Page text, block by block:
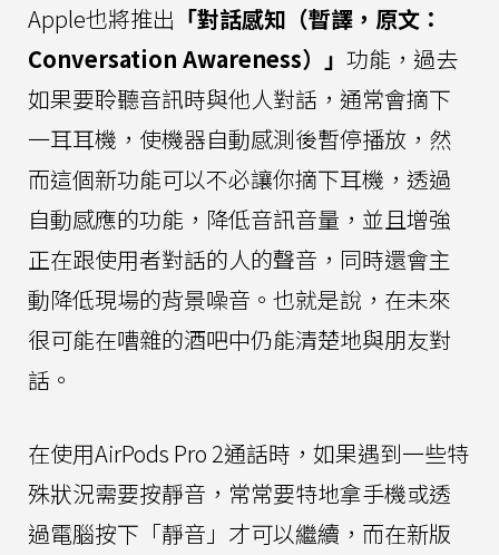
Apple也將推出 「對話感知（暫譯，原文：
Conversation Awareness）」 功能，過去
如果要聆聽音訊時與他人對話，通常會摘下
一耳耳機，使機器自動感測後暫停播放，然
而這個新功能可以不必讓你摘下耳機，透過
自動感應的功能，降低音訊音量，並且增強
正在跟使用者對話的人的聲音，同時還會主
動降低現場的背景噪音。也就是說，在未來
很可能在嘈雜的酒吧中仍能清楚地與朋友對
話。
在使用AirPods Pro 2通話時，如果遇到一些特
殊狀況需要按靜音，常常要特地拿手機或透
過電腦按下「靜音」才可以繼續，而在新版